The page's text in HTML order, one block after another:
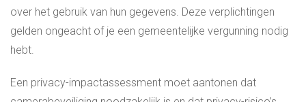
over het gebruik van hun gegevens. Deze verplichtingen
gelden ongeacht of je een gemeentelijke vergunning nodig
hebt.
Een privacy-impactassessment moet aantonen dat